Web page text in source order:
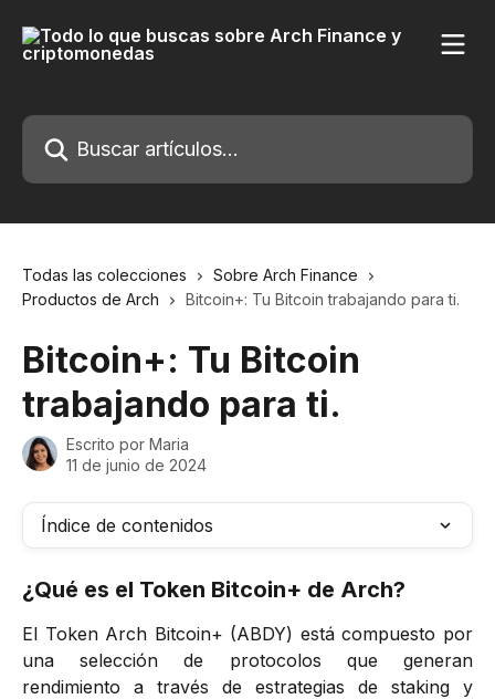
Buscar artículos...
Todas las colecciones
Sobre Arch Finance
Productos de Arch
Bitcoin+: Tu Bitcoin trabajando para ti.
Bitcoin+: Tu Bitcoin
trabajando para ti.
Escrito por Maria
11 de junio de 2024
Índice de contenidos
¿Qué es el Token Bitcoin+ de Arch?
El Token Arch Bitcoin+ (ABDY) está compuesto por
una selección de protocolos que generan
rendimiento a través de estrategias de staking y